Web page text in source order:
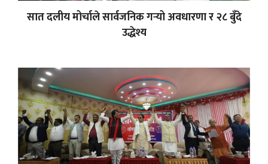
सात दलीय मोर्चाले सार्वजनिक गर्‍यो अवधारणा र २८ बुँदे
उद्धेश्य